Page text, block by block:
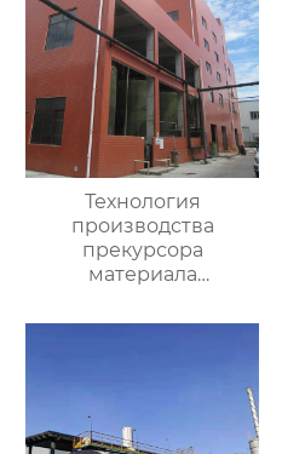
Технология
производства
прекурсора
материала